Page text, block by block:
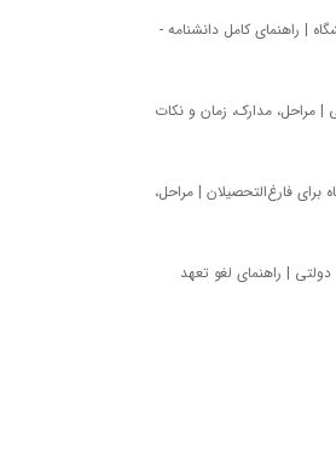
| راهنمای کامل دانشنامه -
| مراحل، مدارک، زمان و نکات
برای فارغ‌التحصیلان | مراحل،
| راهنمای لغو تعهد